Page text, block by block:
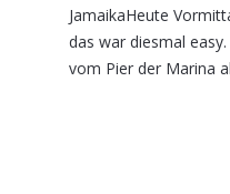
JamaikaHeute
das war diesmal
vom Pier der Marina